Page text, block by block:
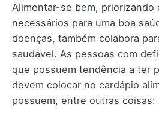
Alimentar-se bem, priorizando
necessários para uma boa
doenças, também colabora
saudável. As pessoas com
que possuem tendência a ter
devem colocar no cardápio
possuem, entre outras coisas:​